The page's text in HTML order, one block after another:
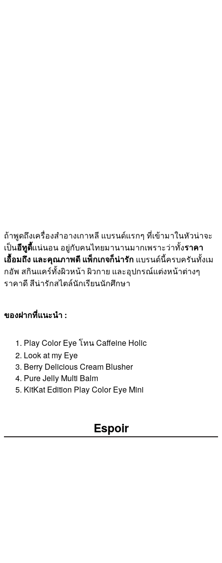
ถ้าพูดถึงเครื่องสำอางเกาหลี แบรนด์แรกๆ ที่เข้ามาในหัวน่าจะ
เป็นอีทูดี้แน่นอน อยู่กับคนไทยมานานมากเพราะว่าทั้งราคา
เอื้อมถึง และคุณภาพดี แพ็กเกจก็น่ารัก แบรนด์นี้ครบครันทั้งเม
กอัพ สกินแคร์ทั้งผิวหน้า ผิวกาย และอุปกรณ์แต่งหน้าต่างๆ
ราคาดี สีน่ารักสไตล์นักเรียนนักศึกษา
ของฝากที่แนะนำ :
Play Color Eye โทน Caffeine Holic
Look at my Eye
Berry Delicious Cream Blusher
Pure Jelly Multi Balm
KitKat Edition Play Color Eye Mini
Espoir